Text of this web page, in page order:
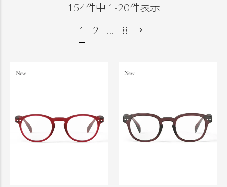
154件中 1 -20件表示
1
2 8